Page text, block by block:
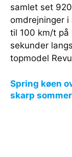
samlet set
omdrejninger
til 100 km/t på
sekunder
topmodel
Spring køen
skarp